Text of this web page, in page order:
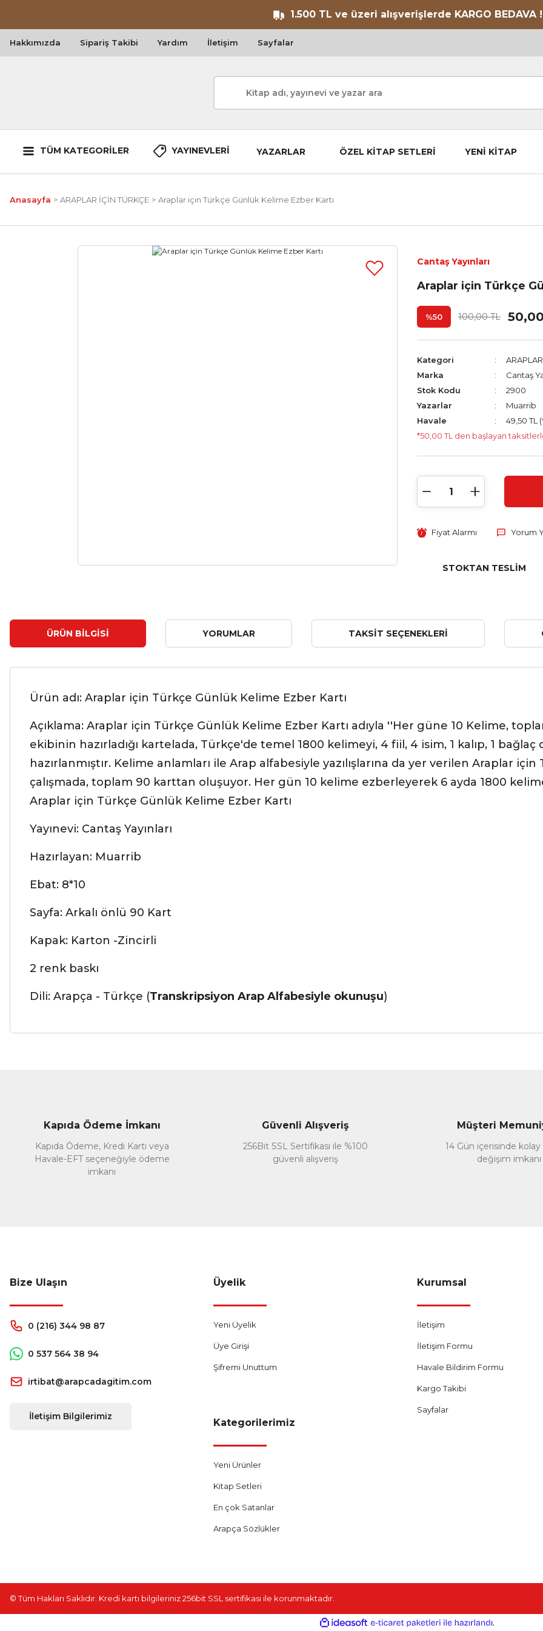
1.500 TL ve üzeri alışverişlerde KARGO BEDAVA !
Hakkımızda Sipariş Takibi Yardım İletişim Sayfalar
TÜM KATEGORİLER YAYINEVLERİ YAZARLAR ÖZEL KİTAP SETLERİ YENİ KİTAP
Anasayfa ARAPLAR İÇİN TÜRKÇE Araplar için Türkçe Günlük Kelime Ezber Kartı
Cantaş Yayınları
Araplar için Türkçe
%50 100,00 TL
Kategori
Marka
Cantaş
Stok Kodu
2900
Yazarlar
Muarrib
Havale
49,50 TL
*50,00 TL den başlayan
Fiyat Alarmı Yorum
STOKTAN TESLIM
ÜRÜN BILGISI YORUMLAR TAKSIT SEÇENEKLERI
Ürün adı: Araplar için Türkçe Günlük Kelime Ezber Kartı
Açıklama: Araplar için Türkçe Günlük Kelime Ezber Kartı adıyla ''Her güne 10 Kelime,
ekibinin hazırladığı kartelada, Türkçe'de temel 1800 kelimeyi, 4 fiil, 4 isim, 1 kalıp, 1
hazırlanmıştır. Kelime anlamları ile Arap alfabesiyle yazılışlarına da yer verilen Araplar
çalışmada, toplam 90 karttan oluşuyor. Her gün 10 kelime ezberleyerek 6 ayda 1800
Araplar için Türkçe Günlük Kelime Ezber Kartı
Yayınevi: Cantaş Yayınları
Hazırlayan: Muarrib
Ebat: 8*10
Sayfa: Arkalı önlü 90 Kart
Kapak: Karton -Zincirli
2 renk baskı
Dili: Arapça - Türkçe (Transkripsiyon Arap Alfabesiyle okunuşu)
Ürün açıklamasında eksik bilgiler bulunuyor.
Ürün fiyatı diğer sitelerden daha pahalı.
Bu ürüne benzer farklı alternatifler olmalı.
Kapıda Ödeme İmkanı
Kapıda Ödeme, Kredi Kartı veya
Havale-EFT seçeneğiyle ödeme
imkanı
Güvenli Alışveriş
256Bit SSL Sertifikası ile %100
güvenli alışveriş
Müşteri
14 Gün içerisinde kolay
değişim imkanı
Bize Ulaşın
0 (216) 344 98 87
0 537 564 38 94
irtibat@arapcadagitim.com
İletişim Bilgilerimiz
Üyelik
Yeni Üyelik
Üye Girişi
Şifremi Unuttum
Kurumsal
İletişim
İletişim Formu
Havale Bildirim Formu
Kargo Takibi
Sayfalar
Kategorilerimiz
Yeni Ürünler
Kitap Setleri
En çok Satanlar
Arapça Sözlükler
© Tüm Hakları Saklıdır. Kredi kartı bilgileriniz 256bit SSL sertifikası ile korunmaktadır.
ideasoft
e-